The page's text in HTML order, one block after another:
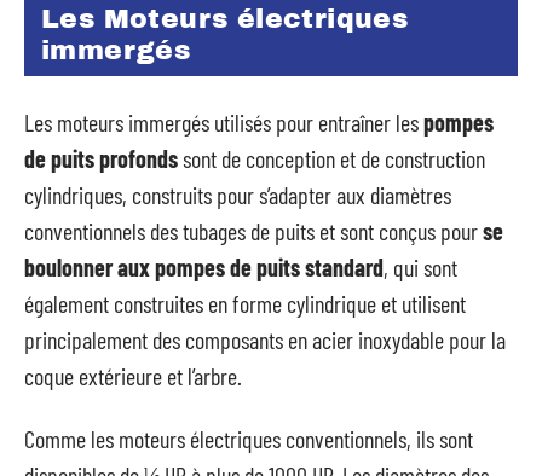
Les Moteurs électriques
immergés
Les moteurs immergés utilisés pour entraîner lespompes
de puits profondssont de conception et de construction
cylindriques, construits pour s’adapter aux diamètres
conventionnels des tubages de puits et sont conçus pourse
boulonner aux pompes de puits standard, qui sont
également construites en forme cylindrique et utilisent
principalement des composants en acier inoxydable pour la
coque extérieure et l’arbre.
Comme les moteurs électriques conventionnels, ils sont